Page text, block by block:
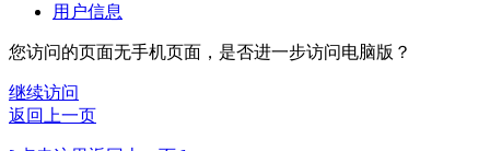
用户信息
您访问的页面无手机页面，是否进一步访问电脑版？
继续访问
返回上一页